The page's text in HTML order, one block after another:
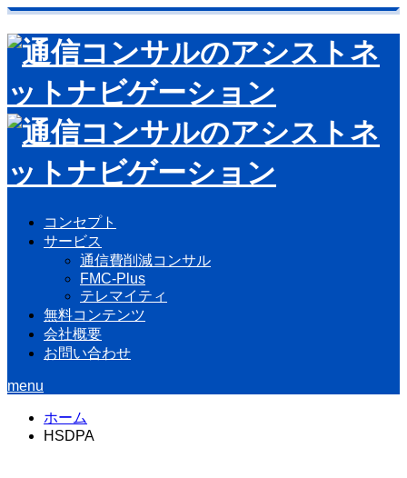
コンセプト
サービス
通信費削減コンサル
FMC-Plus
テレマイティ
無料コンテンツ
会社概要
お問い合わせ
menu
ホーム
HSDPA